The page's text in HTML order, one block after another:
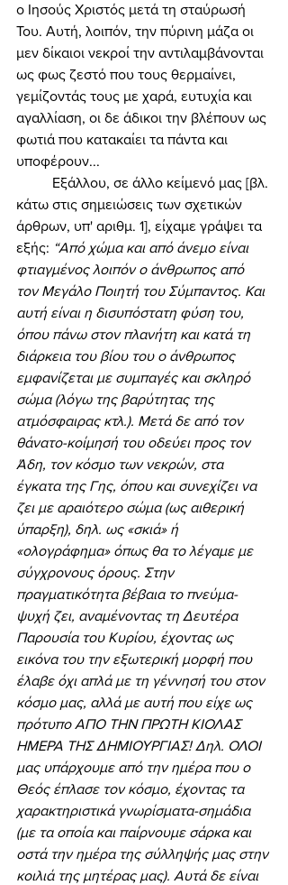
ο Ιησούς Χριστός μετά τη σταύρωσή
Του. Αυτή, λοιπόν, την πύρινη μάζα οι
μεν δίκαιοι νεκροί την αντιλαμβάνονται
ως φως ζεστό που τους θερμαίνει,
γεμίζοντάς τους με χαρά, ευτυχία και
αγαλλίαση, οι δε άδικοι την βλέπουν ως
φωτιά που κατακαίει τα πάντα και
υποφέρουν...
κάτω στις σημειώσεις των σχετικών
άρθρων, υπ' αριθμ. 1], είχαμε γράψει τα
εξής: “Από χώμα και από άνεμο είναι
φτιαγμένος λοιπόν ο άνθρωπος από
τον Μεγάλο Ποιητή του Σύμπαντος. Και
αυτή είναι η δισυπόστατη φύση του,
όπου πάνω στον πλανήτη και κατά τη
διάρκεια του βίου του ο άνθρωπος
εμφανίζεται με συμπαγές και σκληρό
σώμα (λόγω της βαρύτητας της
ατμόσφαιρας κτλ.). Μετά δε από τον
θάνατο-κοίμησή του οδεύει προς τον
Άδη, τον κόσμο των νεκρών, στα
έγκατα της Γης, όπου και συνεχίζει να
ζει με αραιότερο σώμα (ως αιθερική
ύπαρξη), δηλ. ως «σκιά» ή
«ολογράφημα» όπως θα το λέγαμε με
σύγχρονους όρους. Στην
πραγματικότητα βέβαια το πνεύμα-
ψυχή ζει, αναμένοντας τη Δευτέρα
Παρουσία του Κυρίου, έχοντας ως
εικόνα του την εξωτερική μορφή που
έλαβε όχι απλά με τη γέννησή του στον
κόσμο μας, αλλά με αυτή που είχε ως
πρότυπο ΑΠΟ ΤΗΝ ΠΡΩΤΗ ΚΙΟΛΑΣ
ΗΜΕΡΑ ΤΗΣ ΔΗΜΙΟΥΡΓΙΑΣ! Δηλ. ΟΛΟΙ
μας υπάρχουμε από την ημέρα που ο
Θεός έπλασε τον κόσμο, έχοντας τα
χαρακτηριστικά γνωρίσματα-σημάδια
(με τα οποία και παίρνουμε σάρκα και
οστά την ημέρα της σύλληψής μας στην
κοιλιά της μητέρας μας). Αυτά δε είναι